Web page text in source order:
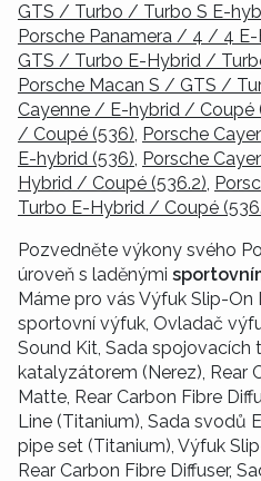
GTS / Turbo / Turbo S E-
Porsche Panamera / 4 / 4
GTS / Turbo E-Hybrid /
Porsche Macan S / GTS /
Cayenne / E-hybrid / Coupé
/ Coupé (536), Porsche
E-hybrid (536), Porsche
Hybrid / Coupé (536.2),
Turbo E-Hybrid / Coupé
Pozvedněte výkony svého
úroveň s laděnými
Máme pro vás Výfuk Slip-On
sportovní výfuk, Ovladač
Sound Kit, Sada spojovacích
katalyzátorem (Nerez), Rear
Matte, Rear Carbon Fibre
Line (Titanium), Sada svodů
pipe set (Titanium), Výfuk
Rear Carbon Fibre Diffuser,